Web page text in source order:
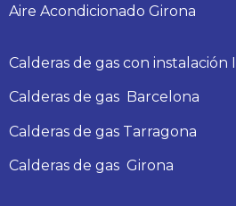
Aire Acondicionado Girona
Calderas de gas con instalación
Calderas de gas Barcelona
Calderas de gas Tarragona
Calderas de gas Girona